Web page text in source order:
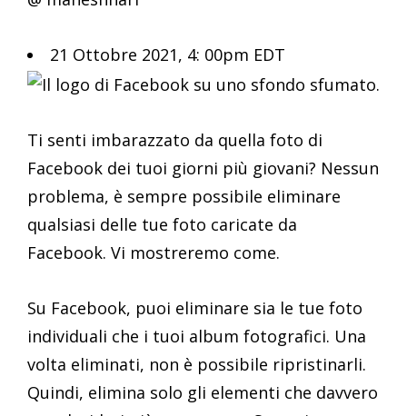
21 Ottobre 2021, 4: 00pm EDT
Ti senti imbarazzato da quella foto di
Facebook dei tuoi giorni più giovani? Nessun
problema, è sempre possibile eliminare
qualsiasi delle tue foto caricate da
Facebook. Vi mostreremo come.
Su Facebook, puoi eliminare sia le tue foto
individuali che i tuoi album fotografici. Una
volta eliminati, non è possibile ripristinarli.
Quindi, elimina solo gli elementi che davvero